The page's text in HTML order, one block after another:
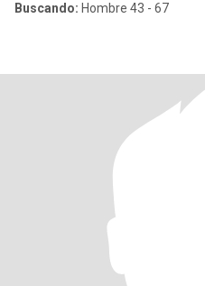
Buscando: Hombre 43 - 67